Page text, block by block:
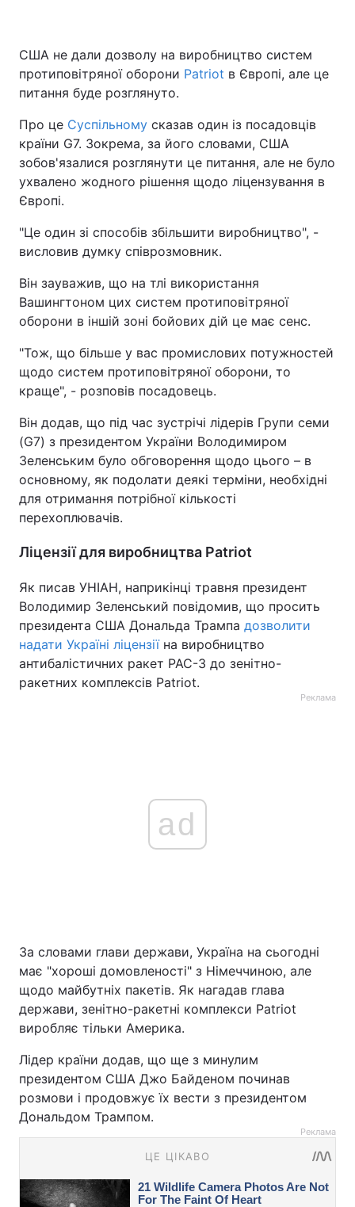
США не дали дозволу на виробництво систем
протиповітряної оборони Patriot в Європі, але це
питання буде розглянуто.
Про це Суспільному сказав один із посадовців
країни G7. Зокрема, за його словами, США
зобов'язалися розглянути це питання, але не було
ухвалено жодного рішення щодо ліцензування в
Європі.
"Це один зі способів збільшити виробництво", -
висловив думку співрозмовник.
Він зауважив, що на тлі використання
Вашингтоном цих систем протиповітряної
оборони в іншій зоні бойових дій це має сенс.
"Тож, що більше у вас промислових потужностей
щодо систем протиповітряної оборони, то
краще", - розповів посадовець.
Він додав, що під час зустрічі лідерів Групи семи
(G7) з президентом України Володимиром
Зеленським було обговорення щодо цього – в
основному, як подолати деякі терміни, необхідні
для отримання потрібної кількості
перехоплювачів.
Ліцензії для виробництва Patriot
Як писав УНІАН, наприкінці травня президент
Володимир Зеленський повідомив, що просить
президента США Дональда Трампа дозволити
надати Україні ліцензіїна виробництво
антибалістичних ракет PAC-3 до зенітно-
ракетних комплексів Patriot.
Реклама
ad
За словами глави держави, Україна на сьогодні
має "хороші домовленості" з Німеччиною, але
щодо майбутніх пакетів. Як нагадав глава
держави, зенітно-ракетні комплекси Patriot
виробляє тільки Америка.
Лідер країни додав, що ще з минулим
президентом США Джо Байденом починав
розмови і продовжує їх вести з президентом
Дональдом Трампом.
Реклама